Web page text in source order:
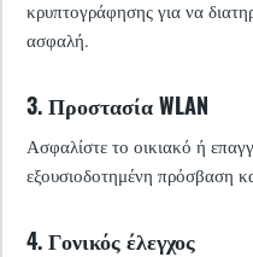
κρυπτογράφησης για να
ασφαλή.
3. Προστασία WLAN
Ασφαλίστε το οικιακό ή
εξουσιοδοτημένη πρόσβαση
4. Γονικός έλεγχος